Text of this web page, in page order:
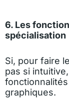
6. Les
spécialisation
Si, pour faire
pas si
graphiques.